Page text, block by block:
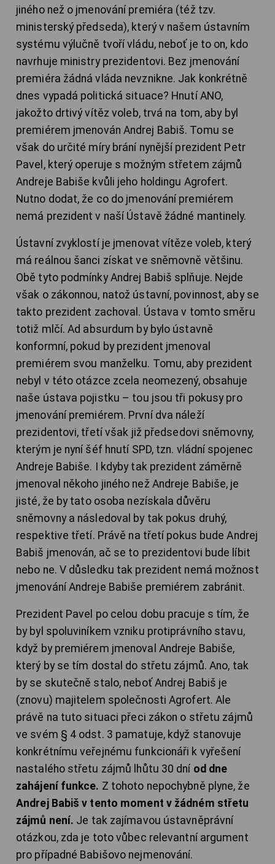
jiného než o jmenování premiéra (též tzv.
ministerský předseda), který v našem ústavním
systému výlučně tvoří vládu, neboť je to on, kdo
navrhuje ministry prezidentovi. Bez jmenování
premiéra žádná vláda nevznikne. Jak konkrétně
dnes vypadá politická situace? Hnutí ANO,
jakožto drtivý vítěz voleb, trvá na tom, aby byl
premiérem jmenován Andrej Babiš. Tomu se
však do určité míry brání nynější prezident Petr
Pavel, který operuje s možným střetem zájmů
Andreje Babiše kvůli jeho holdingu Agrofert.
Nutno dodat, že co do jmenování premiérem
nemá prezident v naší Ústavě žádné mantinely.
Ústavní zvyklostí je jmenovat vítěze voleb, který
má reálnou šanci získat ve sněmovně většinu.
Obě tyto podmínky Andrej Babiš splňuje. Nejde
však o zákonnou, natož ústavní, povinnost, aby se
takto prezident zachoval. Ústava v tomto směru
totiž mlčí. Ad absurdum by bylo ústavně
konformní, pokud by prezident jmenoval
premiérem svou manželku. Tomu, aby prezident
nebyl v této otázce zcela neomezený, obsahuje
naše ústava pojistku – tou jsou tři pokusy pro
jmenování premiérem. První dva náleží
prezidentovi, třetí však již předsedovi sněmovny,
kterým je nyní šéf hnutí SPD, tzn. vládní spojenec
Andreje Babiše. I kdyby tak prezident záměrně
jmenoval někoho jiného než Andreje Babiše, je
jisté, že by tato osoba nezískala důvěru
sněmovny a následoval by tak pokus druhý,
respektive třetí. Právě na třetí pokus bude Andrej
Babiš jmenován, ač se to prezidentovi bude líbit
nebo ne. V důsledku tak prezident nemá možnost
jmenování Andreje Babiše premiérem zabránit.
Prezident Pavel po celou dobu pracuje s tím, že
by byl spoluviníkem vzniku protiprávního stavu,
když by premiérem jmenoval Andreje Babiše,
který by se tím dostal do střetu zájmů. Ano, tak
by se skutečně stalo, neboť Andrej Babiš je
(znovu) majitelem společnosti Agrofert. Ale
právě na tuto situaci přeci zákon o střetu zájmů
ve svém § 4 odst. 3 pamatuje, když stanovuje
konkrétnímu veřejnému funkcionáři k vyřešení
nastalého střetu zájmů lhůtu 30 dní od dne
zahájení funkce. Z tohoto nepochybně plyne, že
Andrej Babiš v tento moment v žádném střetu
zájmů není. Je tak zajímavou ústavněprávní
otázkou, zda je toto vůbec relevantní argument
pro případné Babišovo nejmenování.